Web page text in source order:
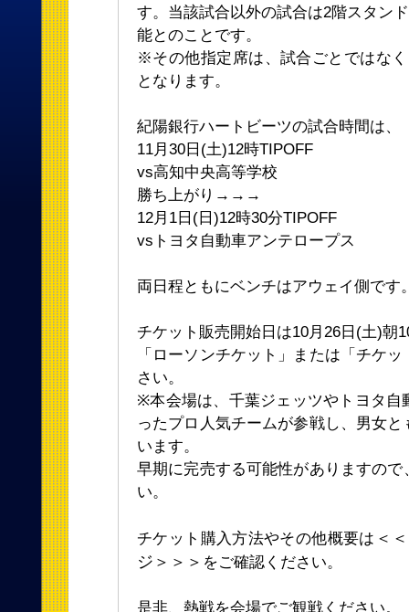
す。当該試合以外の試合は2階スタン
能とのことです。
※その他指定席は、試合ごとではな
となります。
紀陽銀行ハートビーツの試合時間は、
11月30日(土)12時TIPOFF
vs高知中央高等学校
勝ち上がり→→→
12月1日(日)12時30分TIPOFF
vsトヨタ自動車アンテロープス
両日程ともにベンチはアウェイ側です
チケット販売開始日は10月26日(土)朝
「ローソンチケット」または「チケ
さい。
※本会場は、千葉ジェッツやトヨタ自
ったプロ人気チームが参戦し、男女
います。
早期に完売する可能性がありますの
い。
チケット購入方法やその他概要は ＜
ジ＞＞＞ をご確認ください。
是非、熱戦を会場でご観戦ください。